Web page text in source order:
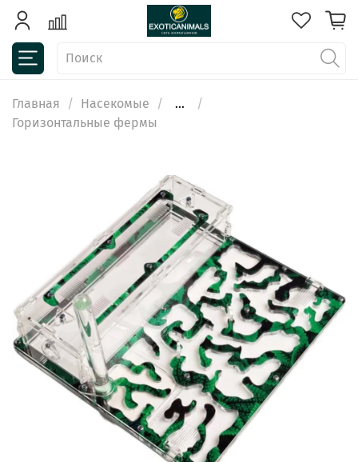
Главная Насекомые
...
Горизонтальные фермы